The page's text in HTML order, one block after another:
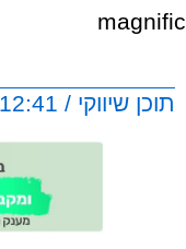
magnific
תוכן שיווקי / 12:41 09.06.26